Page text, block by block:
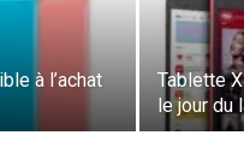
à l’achat
Tablette
le jour du